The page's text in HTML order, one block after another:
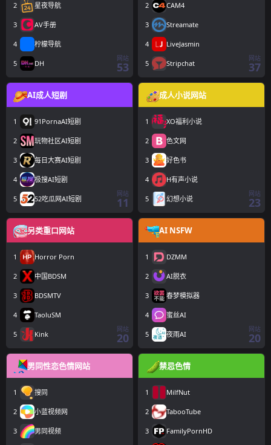
2 星夜导航
3 AV手册
4 柠檬导航
5 DH
网站
53
2 CAM4
3 Streamate
4 LiveJasmin
5 Stripchat
网站
37
AI成人短剧
1 91PornaAI短剧
2 玩物社区AI短剧
3 每日大赛AI短剧
4 极搜AI短剧
5 52吃瓜网AI短剧
网站
11
成人小说网站
1 XO福利小说
2 色文网
3 好色书
4 H有声小说
5 幻想小说
网站
23
另类重口网站
1 Horror Porn
2 中国BDSM
3 BDSMTV
4 TaoluSM
5 Kink
网站
20
AI NSFW
1 DZMM
2 AI脱衣
3 春梦模拟器
4 蜜丝AI
5 夜雨AI
网站
20
男同性恋色情网站
1 搜同
2 小蓝视频网
3 男同视频
禁忌色情
1 MilfNut
2 TabooTube
3 FamilyPornHD